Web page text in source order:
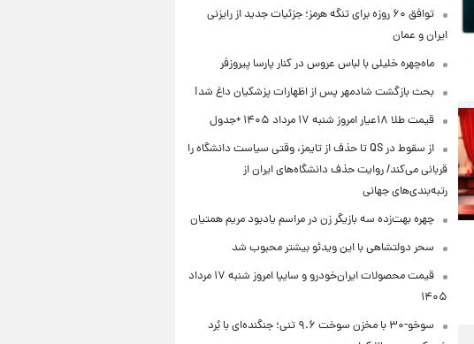
توافق ۶۰ روزه برای تنگه هرمز؛ جزئیات جدید از رایزنی
ایران و عمان
ماه‌چهره خلیلی با لباس عروس در کنار پارسا پیروزفر
بحث بازگشت شادمهر پس از اظهارات پزشکیان داغ شد!
قیمت طلا ۱۸عیار امروز شنبه ۱۷ مرداد ۱۴۰۵ +جدول
از سقوط در QS تا حذف از تایمز، وقتی سیاست دانشگاه را
قربانی می‌کند/ روایت حذف دانشگاه‌های ایران از
رتبه‌بندی‌های جهانی
چهره بهت‌زده سه بازیگر زن در مراسم یادبود مریم همتیان
سحر دولتشاهی با این ویدئو بیشتر محبوب شد
قیمت محصولات ایران‌خودرو و سایپا امروز شنبه ۱۷ مرداد
۱۴۰۵
سوخو-۳۰ با مخزن سوخت ۹.۶ تنی؛ جنگنده‌ای با بُرد